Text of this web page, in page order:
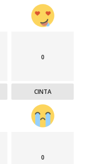
0
CINTA
0